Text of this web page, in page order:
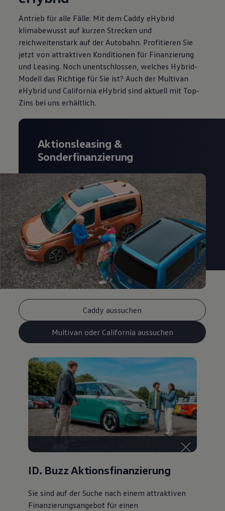
Antrieb für alle Fälle: Mit dem Caddy eHybrid
klimabewusst auf kurzen Strecken und
reichweitenstark auf der Autobahn. Profitieren Sie
jetzt von attraktiven Konditionen für Finanzierung
und Leasing. Noch unentschlossen, welches Hybrid-
Modell das Richtige für Sie ist? Auch der Multivan
eHybrid und California eHybrid sind aktuell mit Top-
Zins bei uns erhältlich.
Caddy aussuchen
Multivan oder California aussuchen
Aktionsleasing &
Sonderfinanzierung
ID. Buzz Aktionsfinanzierung
Sie sind auf der Suche nach einem attraktiven
Finanzierungsangebotfür einen